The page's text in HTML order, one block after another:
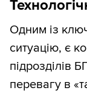
Одним із
ситуацію, є
підрозділів
перевагу в